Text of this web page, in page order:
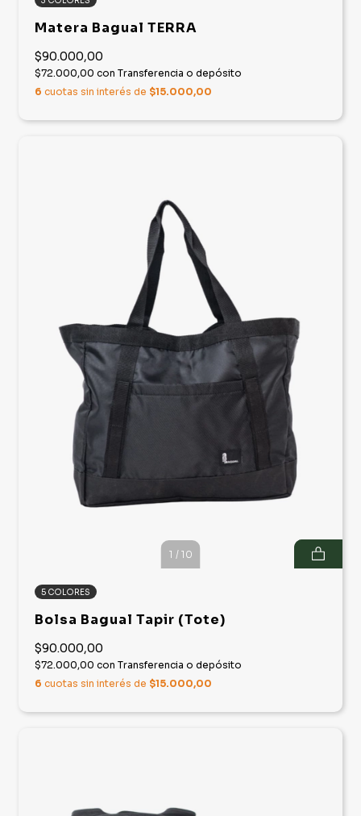
Matera Bagual TERRA
$90.000,00
$72.000,00 con Transferencia o depósito
6 cuotas sin interés de $15.000,00
1 / 10
5 COLORES
Bolsa Bagual Tapir (Tote)
$90.000,00
$72.000,00 con Transferencia o depósito
6 cuotas sin interés de $15.000,00